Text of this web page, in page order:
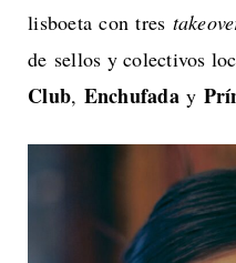
lisboeta con tres
de sellos y colectivos
Club, Enchufada y